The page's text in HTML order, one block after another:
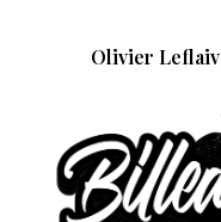
Olivier